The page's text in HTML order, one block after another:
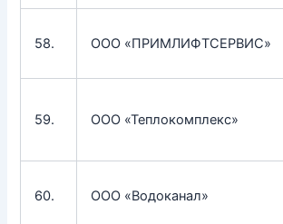
58. ООО «ПРИМЛИФТСЕРВИС»
59. ООО «Теплокомплекс»
60. ООО «Водоканал»